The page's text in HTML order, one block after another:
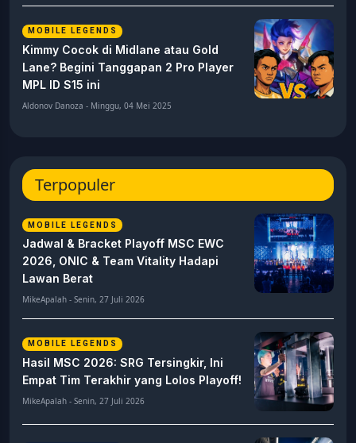
MOBILE LEGENDS
Kimmy Cocok di Midlane atau Gold
Lane? Begini Tanggapan 2 Pro Player
MPL ID S15 ini
Aldonov Danoza - Minggu, 04 Mei 2025
Terpopuler
MOBILE LEGENDS
Jadwal & Bracket Playoff MSC EWC
2026, ONIC & Team Vitality Hadapi
Lawan Berat
MikeApalah - Senin, 27 Juli 2026
MOBILE LEGENDS
Hasil MSC 2026: SRG Tersingkir, Ini
Empat Tim Terakhir yang Lolos Playoff!
MikeApalah - Senin, 27 Juli 2026